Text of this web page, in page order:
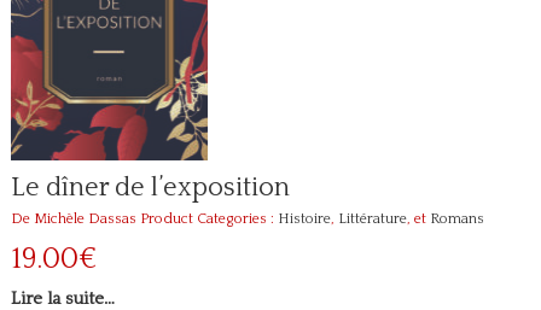
Le dîner de l’exposition
De Michèle Dassas Product Categories : Histoire, Littérature, et Romans
19.00€
Lire la suite…